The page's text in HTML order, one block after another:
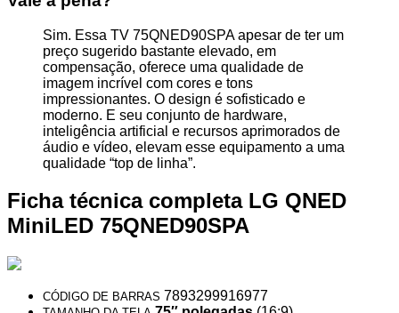
Sim. Essa TV 75QNED90SPA apesar de ter um
preço sugerido bastante elevado, em
compensação, oferece uma qualidade de
imagem incrível com cores e tons
impressionantes. O design é sofisticado e
moderno. E seu conjunto de hardware,
inteligência artificial e recursos aprimorados de
áudio e vídeo, elevam esse equipamento a uma
qualidade “top de linha”.
Ficha técnica completa LG QNED
MiniLED 75QNED90SPA
CÓDIGO DE BARRAS 7893299916977